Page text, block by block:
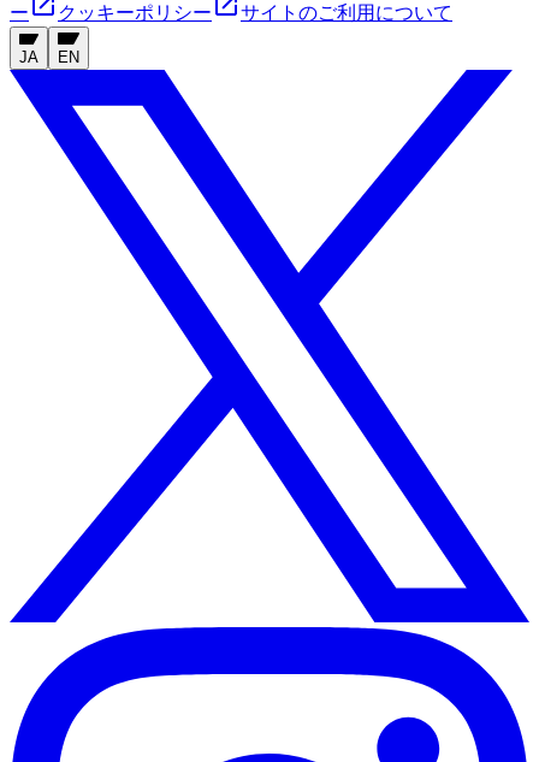
ー
クッキーポリシー サイトのご利用について
JA EN